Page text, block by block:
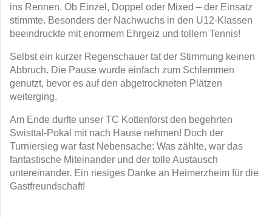
ins Rennen. Ob Einzel, Doppel oder Mixed – der Einsatz
stimmte. Besonders der Nachwuchs in den U12-Klassen
beeindruckte mit enormem Ehrgeiz und tollem Tennis!
Selbst ein kurzer Regenschauer tat der Stimmung keinen
Abbruch. Die Pause wurde einfach zum Schlemmen
genutzt, bevor es auf den abgetrockneten Plätzen
weiterging.
Am Ende durfte unser TC Kottenforst den begehrten
Swisttal-Pokal mit nach Hause nehmen! Doch der
Turniersieg war fast Nebensache: Was zählte, war das
fantastische Miteinander und der tolle Austausch
untereinander. Ein riesiges Danke an Heimerzheim für die
Gastfreundschaft!